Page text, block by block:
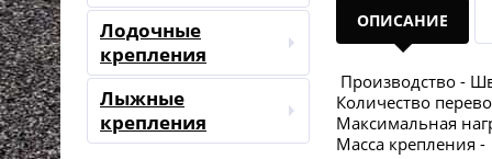
Лодочные
крепления
Лыжные
крепления
ОПИСАНИЕ
Производство -
Количество
Максимальная
Масса